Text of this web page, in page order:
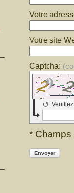
Votre
Votre site
Captcha:
↺
* Champs
Envoyer